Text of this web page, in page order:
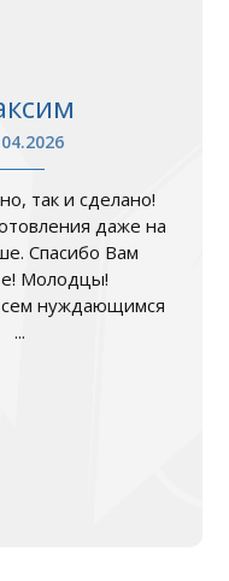
так и сделано!
даже на
Спасибо Вам
Молодцы!
нуждающимся
...